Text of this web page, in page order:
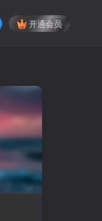
开通会员